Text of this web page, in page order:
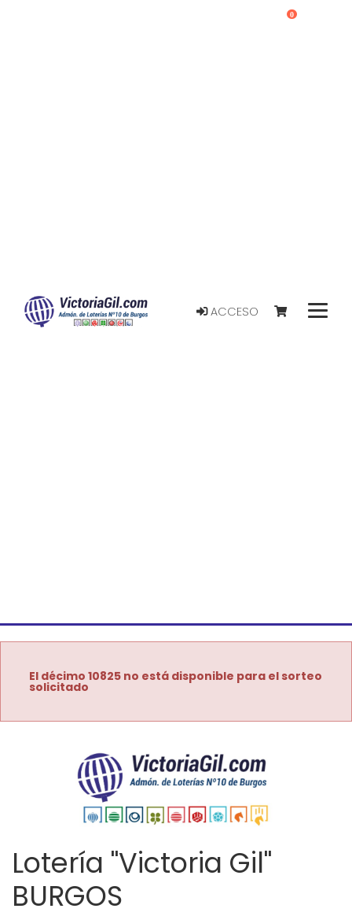
ACCESO
0
El décimo 10825 no está disponible para el sorteo
solicitado
Lotería "Victoria Gil"
BURGOS